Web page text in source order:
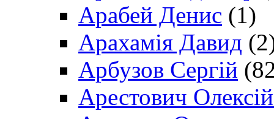
Арабей Денис (1)
Арахамія Давид
Арбузов Сергій
Арестович